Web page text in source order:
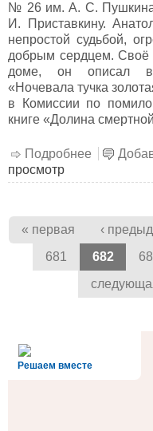
№ 26 им. А. С.
И. Приставкину.
непростой судьбой,
добрым сердцем. Своё
доме, он описал в
«Ночевала тучка
в Комиссии по
книге «Долина
Подробнее о Надо
просмотр
Страницы
« первая ‹
681
682
Решаем вместе